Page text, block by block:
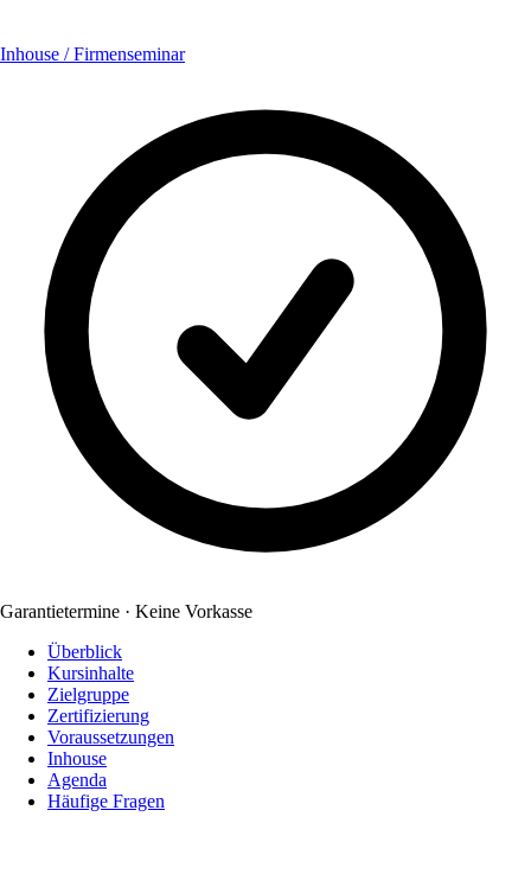
Inhouse / Firmenseminar
Garantietermine · Keine Vorkasse
Überblick
Kursinhalte
Zielgruppe
Zertifizierung
Voraussetzungen
Inhouse
Agenda
Häufige Fragen